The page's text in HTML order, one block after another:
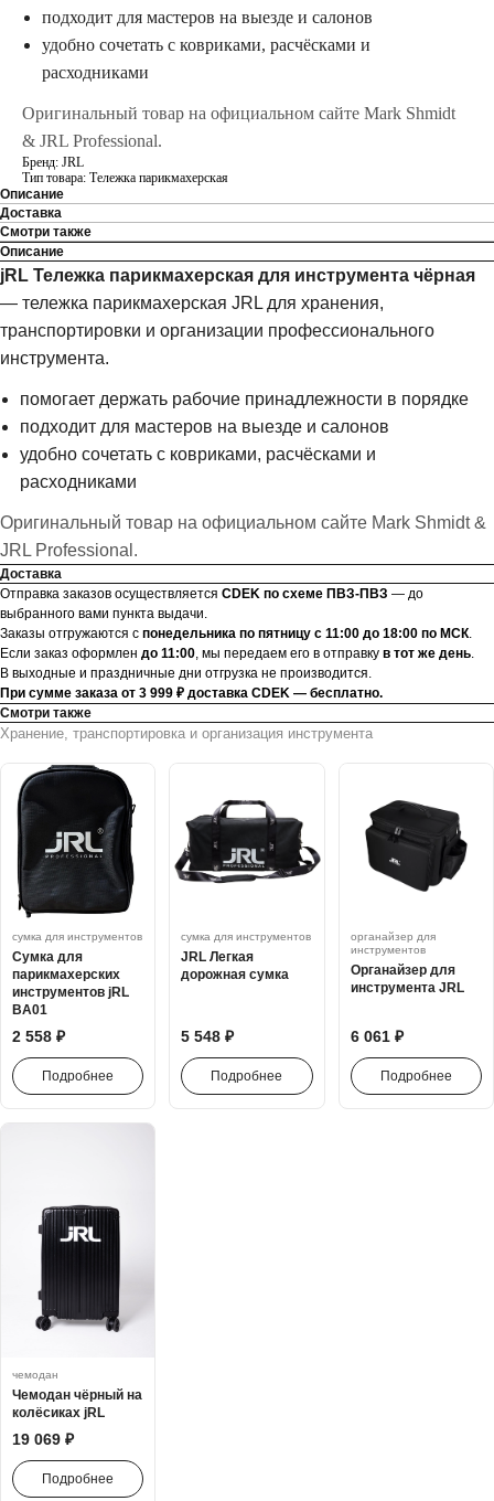
подходит для мастеров на выезде и салонов
удобно сочетать с ковриками, расчёсками и
расходниками
Оригинальный товар на официальном сайте Mark Shmidt
& JRL Professional.
Бренд: JRL
Тип товара: Тележка парикмахерская
Описание
Доставка
Смотри также
Описание
jRL Тележка парикмахерская для инструмента чёрная
— тележка парикмахерская JRL для хранения,
транспортировки и организации профессионального
инструмента.
помогает держать рабочие принадлежности в порядке
подходит для мастеров на выезде и салонов
удобно сочетать с ковриками, расчёсками и
расходниками
Оригинальный товар на официальном сайте Mark Shmidt &
JRL Professional.
Доставка
Отправка заказов осуществляется CDEK по схеме ПВЗ-ПВЗ — до
выбранного вами пункта выдачи.
Заказы отгружаются с понедельника по пятницу с 11:00 до 18:00 по МСК.
Если заказ оформлен до 11:00, мы передаем его в отправку в тот же день.
В выходные и праздничные дни отгрузка не производится.
При сумме заказа от 3 999 ₽ доставка CDEK — бесплатно.
Смотри также
Хранение, транспортировка и организация инструмента
сумка для инструментов
Сумка для
парикмахерских
инструментов jRL
BA01
2 558 ₽
Подробнее
сумка для инструментов
JRL Легкая
дорожная сумка
5 548 ₽
Подробнее
органайзер для
инструментов
Органайзер для
инструмента JRL
6 061 ₽
Подробнее
чемодан
Чемодан чёрный на
колёсиках jRL
19 069 ₽
Подробнее